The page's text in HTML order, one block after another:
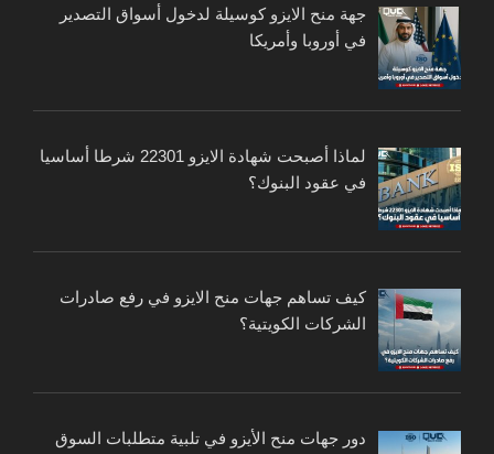
جهة منح الايزو كوسيلة لدخول أسواق التصدير
في أوروبا وأمريكا
لماذا أصبحت شهادة الايزو 22301 شرطا أساسيا
في عقود البنوك؟
كيف تساهم جهات منح الايزو في رفع صادرات
الشركات الكويتية؟
دور جهات منح الأيزو في تلبية متطلبات السوق